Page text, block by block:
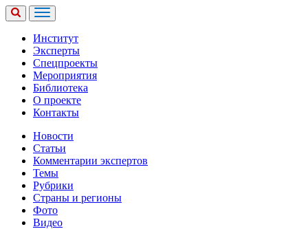
Институт
Эксперты
Спецпроекты
Мероприятия
Библиотека
О проекте
Контакты
Новости
Статьи
Комментарии экспертов
Темы
Рубрики
Страны и регионы
Фото
Видео